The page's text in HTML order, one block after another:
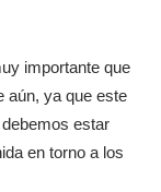
importante que
aún, ya que este
estar
en torno a los